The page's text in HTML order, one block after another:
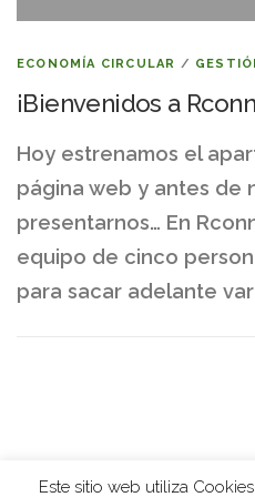
ECONOMÍA CIRCULAR /
¡Bienvenidos a
Hoy estrenamos el
página web y antes de
presentarnos… En
equipo de cinco
para sacar adelante
Este sitio web utiliza